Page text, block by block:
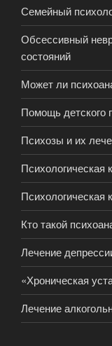
Семейный
Обсессивный
состояний
Может ли
Помощь детского
Психозы и их
Психологическая
Психологическая
Кто такой
Лечение
«Хроническая
Лечение